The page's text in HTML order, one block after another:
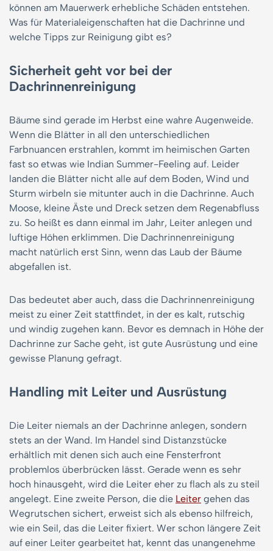
können am Mauerwerk erhebliche Schäden entstehen.
Was für Materialeigenschaften hat die Dachrinne und
welche Tipps zur Reinigung gibt es?
Sicherheit geht vor bei der
Dachrinnenreinigung
Bäume sind gerade im Herbst eine wahre Augenweide.
Wenn die Blätter in all den unterschiedlichen
Farbnuancen erstrahlen, kommt im heimischen Garten
fast so etwas wie Indian Summer-Feeling auf. Leider
landen die Blätter nicht alle auf dem Boden, Wind und
Sturm wirbeln sie mitunter auch in die Dachrinne. Auch
Moose, kleine Äste und Dreck setzen dem Regenabfluss
zu. So heißt es dann einmal im Jahr, Leiter anlegen und
luftige Höhen erklimmen. Die Dachrinnenreinigung
macht natürlich erst Sinn, wenn das Laub der Bäume
abgefallen ist.
Das bedeutet aber auch, dass die Dachrinnenreinigung
meist zu einer Zeit stattfindet, in der es kalt, rutschig
und windig zugehen kann. Bevor es demnach in Höhe der
Dachrinne zur Sache geht, ist gute Ausrüstung und eine
gewisse Planung gefragt.
Handling mit Leiter und Ausrüstung
Die Leiter niemals an der Dachrinne anlegen, sondern
stets an der Wand. Im Handel sind Distanzstücke
erhältlich mit denen sich auch eine Fensterfront
problemlos überbrücken lässt. Gerade wenn es sehr
hoch hinausgeht, wird die Leiter eher zu flach als zu steil
angelegt. Eine zweite Person, die die Leiter gehen das
Wegrutschen sichert, erweist sich als ebenso hilfreich,
wie ein Seil, das die Leiter fixiert. Wer schon längere Zeit
auf einer Leiter gearbeitet hat, kennt das unangenehme